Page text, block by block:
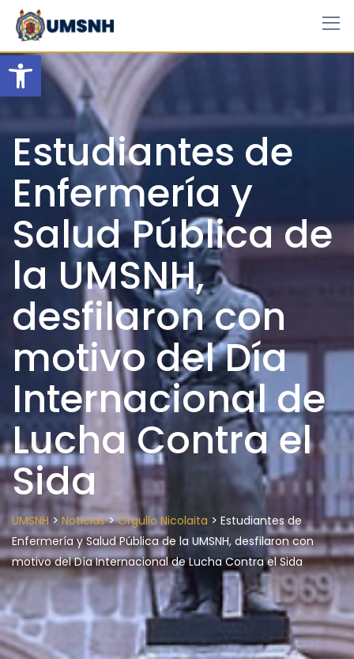
Open toolbar
Skip
content
Estudiantes de
Enfermería y
Salud Pública de
la UMSNH,
desfilaron con
motivo del Día
Internacional de
Lucha Contra el
Sida
UMSNH > Noticias>Orgullo Nicolaita > Estudiantes de
Enfermería y Salud Pública de la UMSNH, desfilaron con
motivo del Día Internacional de Lucha Contra el Sida